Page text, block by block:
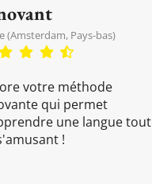
(Amsterdam, Pays-bas)
votre méthode
qui permet
une langue tout
!